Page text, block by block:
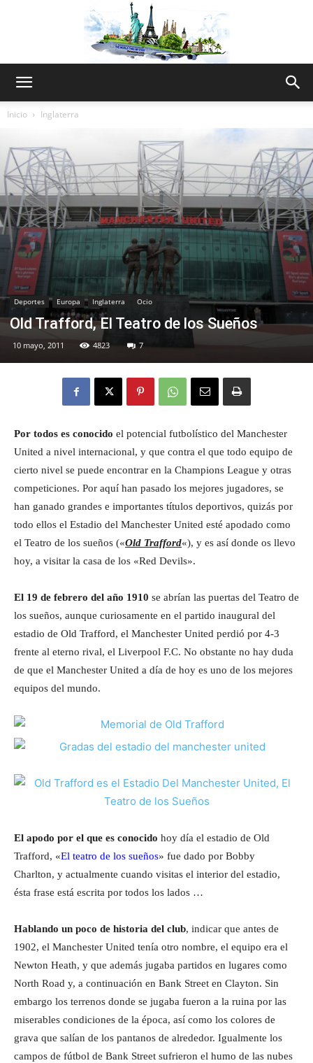
World
Thru
My
Eyes
Inicio Inglaterra
Deportes Europa Inglaterra Ocio
Old Trafford, El Teatro de los Sueños
10 mayo, 2011 4823 7
Por todos es conocido el potencial futbolístico del Manchester
United a nivel internacional, y que contra el que todo equipo de
cierto nivel se puede encontrar en la Champions League y otras
competiciones. Por aquí han pasado los mejores jugadores, se
han ganado grandes e importantes títulos deportivos, quizás por
todo ellos el Estadio del Manchester United esté apodado como
el Teatro de los sueños («Old Trafford«), y es así donde os llevo
hoy, a visitar la casa de los «Red Devils».
El 19 de febrero del año 1910 se abrían las puertas del Teatro de
los sueños, aunque curiosamente en el partido inaugural del
estadio de Old Trafford, el Manchester United perdió por 4-3
frente al eterno rival, el Liverpool F.C. No obstante no hay duda
de que el Manchester United a día de hoy es uno de los mejores
equipos del mundo.
El apodo por el que es conocido hoy día el estadio de Old
Trafford, «El teatro de los sueños» fue dado por Bobby
Charlton, y actualmente cuando visitas el interior del estadio,
ésta frase está escrita por todos los lados …
Hablando un poco de historia del club, indicar que antes de
1902, el Manchester United tenía otro nombre, el equipo era el
Newton Heath, y que además jugaba partidos en lugares como
North Road y, a continuación en Bank Street en Clayton. Sin
embargo los terrenos donde se jugaba fueron a la ruina por las
miserables condiciones de la época, así como los colores de
grava que salían de los pantanos de alrededor. Igualmente los
campos de fútbol de Bank Street sufrieron el humo de las nubes